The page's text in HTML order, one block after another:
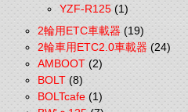
YZF-R125(1)
2輪用ETC車載器(19)
2輪車用ETC2.0車載器(24)
AMBOOT(2)
BOLT(8)
BOLTcafe(1)